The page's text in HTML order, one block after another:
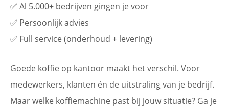
✅ Al 5.000+ bedrijven gingen je voor
✅ Persoonlijk advies
✅ Full service (onderhoud + levering)
Goede koffie op kantoor maakt het verschil. Voor
medewerkers, klanten én de uitstraling van je bedrijf.
Maar welke koffiemachine past bij jouw situatie? Ga je